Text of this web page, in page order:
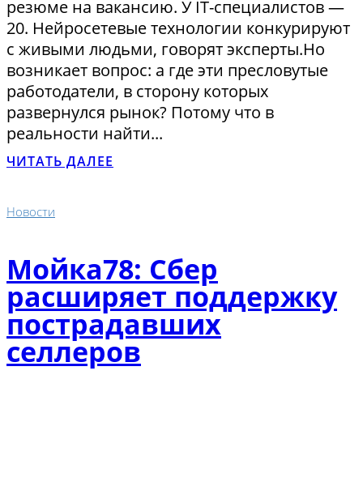
резюме на вакансию. У IT-специалистов —
20. Нейросетевые технологии конкурируют
с живыми людьми, говорят эксперты.Но
возникает вопрос: а где эти пресловутые
работодатели, в сторону которых
развернулся рынок? Потому что в
реальности найти...
ЧИТАТЬ ДАЛЕЕ
Новости
Мойка78: Сбер
расширяет поддержку
пострадавших
селлеров